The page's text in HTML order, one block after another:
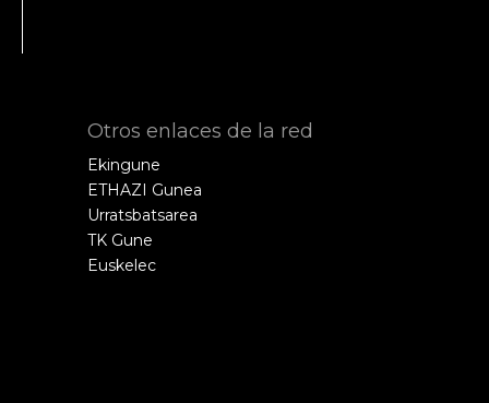
Otros enlaces de la red
Ekingune
ETHAZI Gunea
Urratsbatsarea
TK Gune
Euskelec